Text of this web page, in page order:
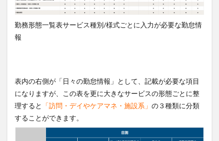
勤務形態一覧表サービス種別/様式ごとに入力が必要な勤怠情
報
表内の右側が「日々の勤怠情報」として、記載が必要な項目
になりますが、この表を更に大きなサービスの形態ごとに整
理すると
「訪問・デイやケアマネ・施設系」 の３種類に分類
することができます。